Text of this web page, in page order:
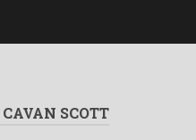
CAVAN SCOTT